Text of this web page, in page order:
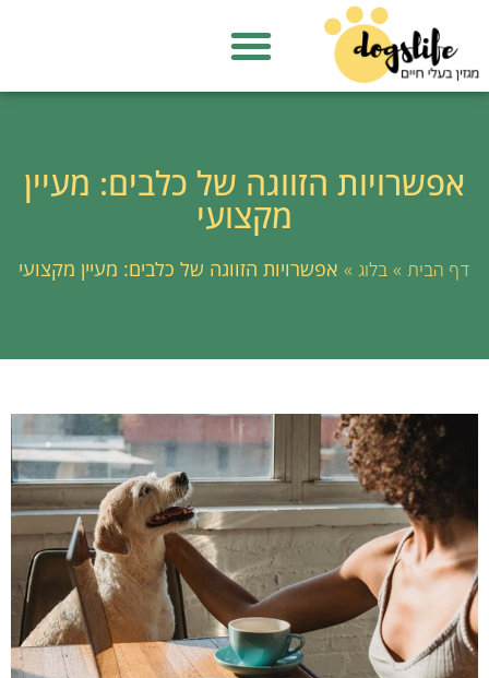
אפשרויות הזווגה של כלבים: מעיין
מקצועי
דף הבית » בלוג » אפשרויות הזווגה של כלבים: מעיין מקצועי